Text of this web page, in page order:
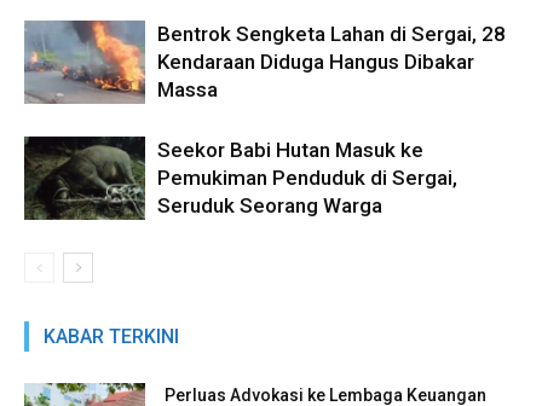
Bentrok Sengketa Lahan di Sergai, 28
Kendaraan Diduga Hangus Dibakar
Massa
Seekor Babi Hutan Masuk ke
Pemukiman Penduduk di Sergai,
Seruduk Seorang Warga
KABAR TERKINI
Perluas Advokasi ke Lembaga Keuangan